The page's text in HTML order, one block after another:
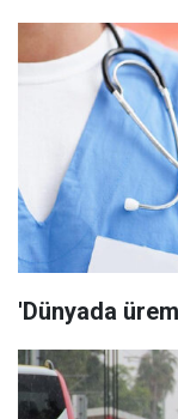
'Dünyada